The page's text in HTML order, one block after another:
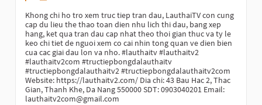
Denunciar
Khong chi ho tro xem truc tiep tran dau, LauthaiTV con cung
cap du lieu the thao toan dien nhu lich thi dau, bang xep
hang, ket qua tran dau cap nhat theo thoi gian thuc va ty le
keo chi tiet de nguoi xem co cai nhin tong quan ve dien bien
cua cac giai dau lon va nho. #lauthaitv #lauthaitv2
#lauthaitv2com #tructiepbongdalauthaitv
#tructiepbongdalauthaitv2 #tructiepbongdalauthaitv2com
Website: https://lauthaitv2.com/ Dia chi: 43 Bau Hac 2, Thac
Gian, Thanh Khe, Da Nang 550000 SDT: 0903040201 Email:
lauthaitv2com@gmail.com